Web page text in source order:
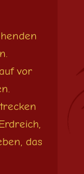
vor
das